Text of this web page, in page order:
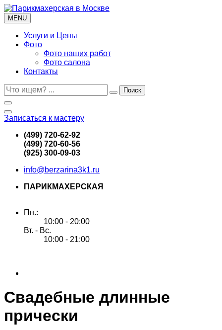
MENU
Услуги и Цены
Фото
Фото наших работ
Фото салона
Контакты
Поиск
Записаться к мастеру
(499) 720-62-92
(499) 720-60-56
(925) 300-09-03
info@berzarina3k1.ru
ПАРИКМАХЕРСКАЯ
Пн.:
10:00 - 20:00
Вт. - Вс.
10:00 - 21:00
Cвадебные длинные
прически